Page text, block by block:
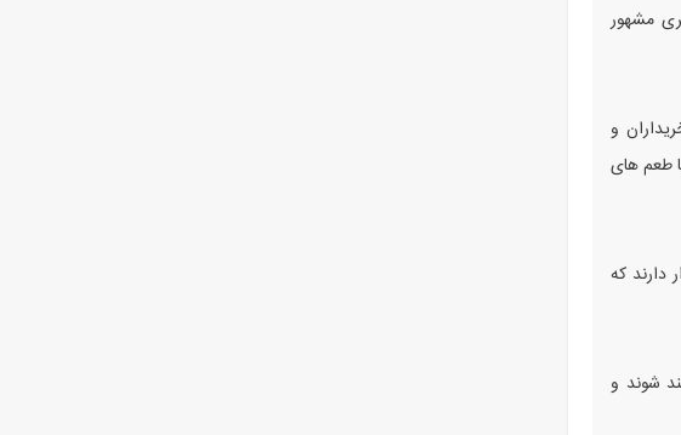
شهری مشهور
و
های با طعم‌ های
دارند که
شوند و